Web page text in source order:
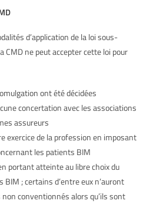
d’application de la loi sous-
CMD ne peut accepter cette loi pour
ont été décidées
concertation avec les associations
assureurs
exercice de la profession en imposant
les patients BIM
portant atteinte au libre choix du
; certains d’entre eux n’auront
conventionnés alors qu’ils sont